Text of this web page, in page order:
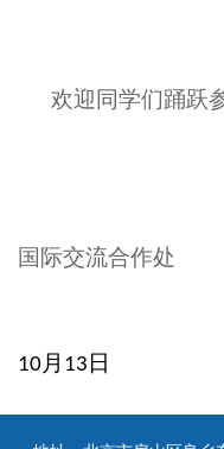
欢迎同学们踊跃
国际交流合作处
10 月 13 日